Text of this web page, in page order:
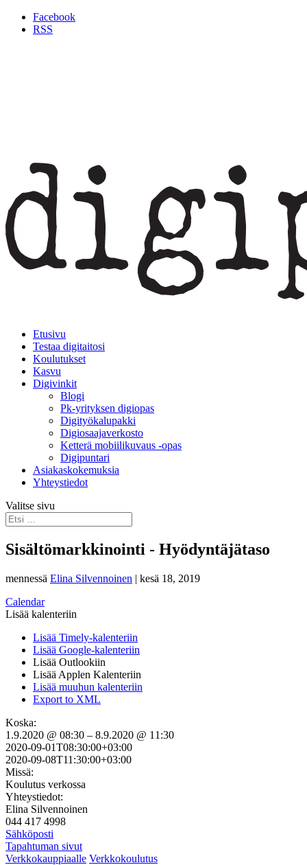
Facebook
RSS
Etusivu
Testaa digitaitosi
Koulutukset
Kasvu
Digivinkit
Blogi
Pk-yrityksen digiopas
Digityökalupakki
Digiosaajaverkosto
Ketterä mobiilikuvaus -opas
Digipuntari
Asiakaskokemuksia
Yhteystiedot
Valitse sivu
Sisältömarkkinointi - Hyödyntäjätaso
mennessä Elina Silvennoinen | kesä 18, 2019
Calendar
Lisää kalenteriin
Lisää Timely-kalenteriin
Lisää Google-kalenteriin
Lisää Outlookiin
Lisää Applen Kalenteriin
Lisää muuhun kalenteriin
Export to XML
Koska:
1.9.2020 @ 08:30 – 8.9.2020 @ 11:30
2020-09-01T08:30:00+03:00
2020-09-08T11:30:00+03:00
Missä:
Koulutus verkossa
Yhteystiedot:
Elina Silvennoinen
044 417 4998
Sähköposti
Tapahtuman sivut
Verkkokauppiaalle Verkkokoulutus